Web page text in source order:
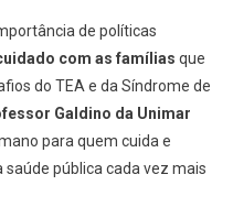
de políticas
com as famílias que
do TEA e da Síndrome de
Galdino da Unimar
para quem cuida e
pública cada vez mais